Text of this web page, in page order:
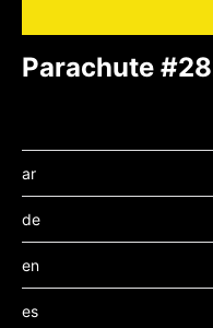
Parachute
ar
de
en
es